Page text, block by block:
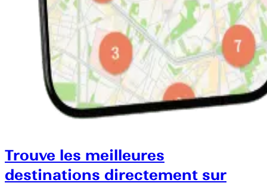
Trouve les meilleures
destinations directement sur